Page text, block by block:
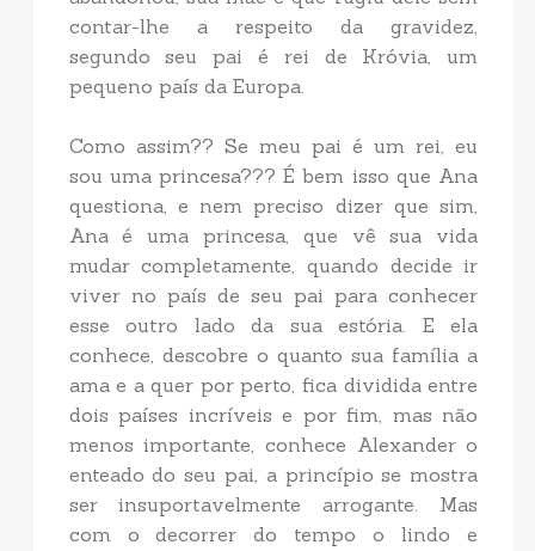
contar-lhe a respeito da gravidez,
segundo seu pai é rei de Króvia, um
pequeno país da Europa.
Como assim?? Se meu pai é um rei, eu
sou uma princesa??? É bem isso que Ana
questiona, e nem preciso dizer que sim,
Ana é uma princesa, que vê sua vida
mudar completamente, quando decide ir
viver no país de seu pai para conhecer
esse outro lado da sua estória. E ela
conhece, descobre o quanto sua família a
ama e a quer por perto, fica dividida entre
dois países incríveis e por fim, mas não
menos importante, conhece Alexander o
enteado do seu pai, a princípio se mostra
ser insuportavelmente arrogante. Mas
com o decorrer do tempo o lindo e